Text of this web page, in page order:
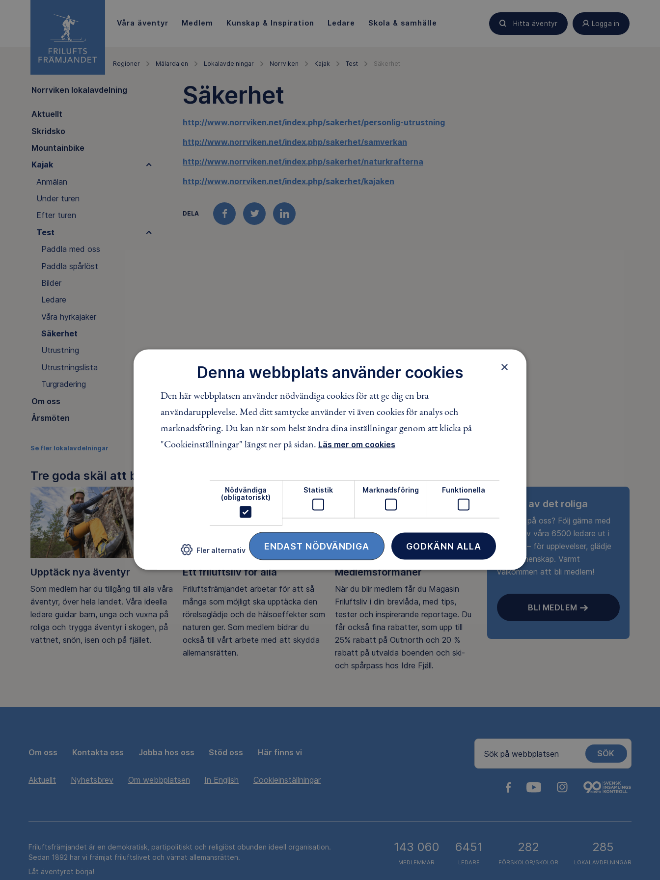
Våra äventyr Medlem Kunskap & Inspiration Ledare Skola & samhälle Hitta äventyr Logga in
Regioner Mälardalen Lokalavdelningar Norrviken Kajak Test Säkerhet
Norrviken lokalavdelning
Aktuellt
Skridsko
Mountainbike
Kajak
Anmälan
Under turen
Efter turen
Test
Paddla med oss
Paddla spårlöst
Bilder
Ledare
Våra hyrkajaker
Säkerhet
Utrustning
Utrustningslista
Turgradering
Om oss
Årsmöten
Se fler lokalavdelningar
Säkerhet
http://www.norrviken.net/index.php/sakerhet/personlig-utrustning
http://www.norrviken.net/index.php/sakerhet/samverkan
http://www.norrviken.net/index.php/sakerhet/naturkrafterna
http://www.norrviken.net/index.php/sakerhet/kajaken
DELA
FACEBOOKTWITTERLINKEDIN
Tre goda skäl att bli medlem
Upptäck nya äventyr
Som medlem har du tillgång till alla våra
äventyr, över hela landet. Våra ideella
ledare guidar barn, unga och vuxna på
roliga och trygga äventyr i skogen, på
vattnet, snön, isen och på fjället.
Ett friluftsliv för alla
Friluftsfrämjandet arbetar för att så
många som möjligt ska upptäcka den
rörelseglädje och de hälsoeffekter som
naturen ger. Som medlem bidrar du
också till vårt arbete med att skydda
allemansrätten.
Medlemsförmåner
När du blir medlem får du Magasin
Friluftsliv i din brevlåda, med tips,
tester och inspirerande reportage. Du
får också fina rabatter, som upp till
25% rabatt på Outnorth och 20 %
rabatt på utvalda boenden och ski-
och spårpass hos Idre Fjäll.
Ta del av det roliga
Nyfiken på oss? Följ gärna med
någon av våra 6500 ledare ut i
naturen – för upplevelser, glädje
och gemenskap. Varmt
välkommen att bli medlem!
BLI MEDLEM
Om oss Kontakta oss Jobba hos oss Stöd oss Här finns vi
Aktuellt Nyhetsbrev Om webbplatsen In English Cookieinställningar
Sök på webbplatsen SÖK
Friluftsfrämjandet är en demokratisk, partipolitiskt och religiöst obunden ideell organisation.
Sedan 1892 har vi främjat friluftslivet och värnat allemansrätten.
Låt äventyret börja!
143 060
MEDLEMMAR
6451
LEDARE
282
FÖRSKOLOR/SKOLOR
285
LOKALAVDELNINGAR
×
Denna webbplats använder cookies
Den här webbplatsen använder nödvändiga cookies för att ge dig en bra
användarupplevelse. Med ditt samtycke använder vi även cookies för analys och
marknadsföring. Du kan när som helst ändra dina inställningar genom att klicka på
"Cookieinställningar" längst ner på sidan. Läs mer om cookies
Nödvändiga
(obligatoriskt)
Statistik Marknadsföring Funktionella
GODKÄNN ALLA
ENDAST NÖDVÄNDIGA
Fler alternativ